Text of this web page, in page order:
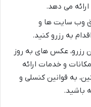
ارائه می دهد.
وب سایت ها و
به رزرو کنید.
رزرو، عکس های به روز
و خدمات ارائه
به قوانین کنسلی و
باشید.